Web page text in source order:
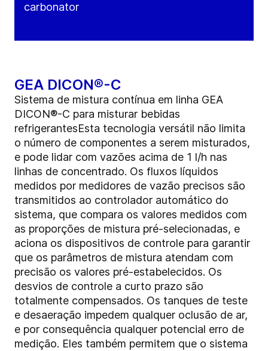
carbonator
GEA DICON®-C
Sistema de mistura contínua em linha GEA
DICON®-C para misturar bebidas
refrigerantesEsta tecnologia versátil não limita
o número de componentes a serem misturados,
e pode lidar com vazões acima de 1 l/h nas
linhas de concentrado. Os fluxos líquidos
medidos por medidores de vazão precisos são
transmitidos ao controlador automático do
sistema, que compara os valores medidos com
as proporções de mistura pré-selecionadas, e
aciona os dispositivos de controle para garantir
que os parâmetros de mistura atendam com
precisão os valores pré-estabelecidos. Os
desvios de controle a curto prazo são
totalmente compensados. Os tanques de teste
e desaeração impedem qualquer oclusão de ar,
e por consequência qualquer potencial erro de
medição. Eles também permitem que o sistema